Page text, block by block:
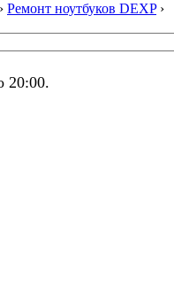
› Ремонт ноутбуков DEXP›
20:00.